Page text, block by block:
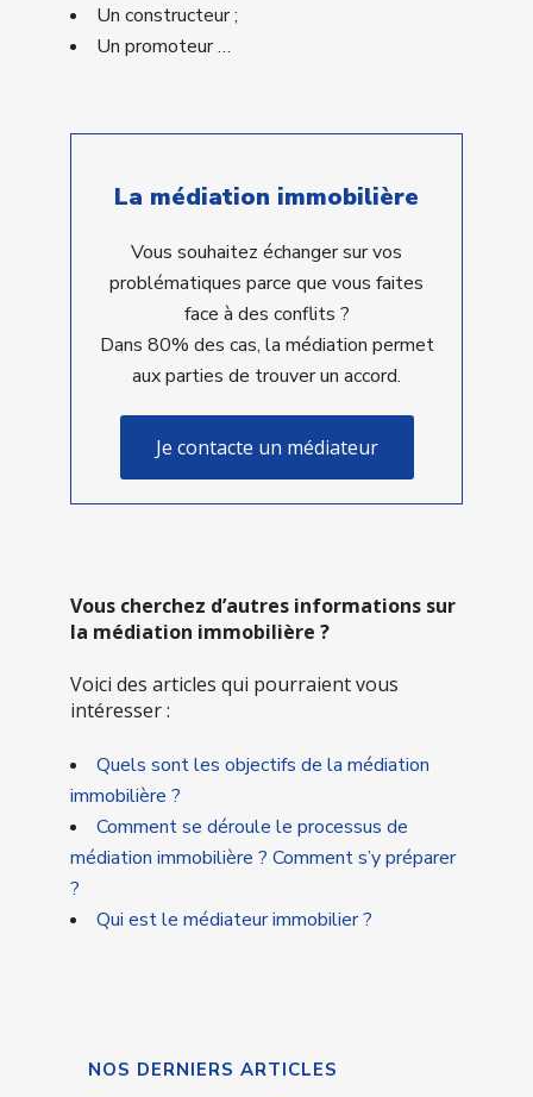
Un constructeur ;
Un promoteur …
La médiation immobilière
Vous souhaitez échanger sur vos
problématiques parce que vous faites
face à des conflits ?
Dans 80% des cas, la médiation permet
aux parties de trouver un accord.
Je contacte un médiateur
Vous cherchez d’autres informations sur
la médiation immobilière ?
Voici des articles qui pourraient vous
intéresser :
Quels sont les objectifs de la médiation
immobilière ?
Comment se déroule le processus de
médiation immobilière ? Comment s’y préparer
?
Qui est le médiateur immobilier ?
NOS DERNIERS ARTICLES